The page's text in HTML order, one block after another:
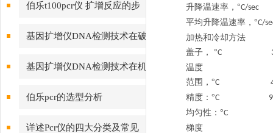
伯乐t100pcr仪 扩增反应的步
基因扩增仪DNA检测技术在破
案的应用
基因扩增仪DNA检测技术在机
关破案的应用
伯乐pcr的选型分析
详述Pcr仪的四大分类及常见
升降温速率， °C/
平均升降温速率， °C/
加热和冷却方法
盖子，
°C
温度
范围， °C
精度： °C
均匀性： °C
梯度